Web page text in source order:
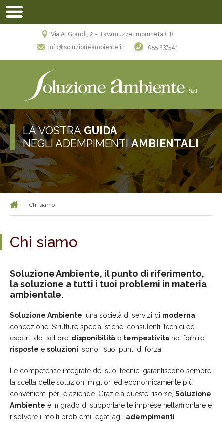
Via A. Grandi, 2 - Tavarnuzze Impruneta (FI)
info@soluzioneambiente.it
055.237541
LA VOSTRA GUIDA
NEGLI ADEMPIMENTIAMBIENTALI
Chi siamo
Chi siamo
Soluzione Ambiente, il punto di riferimento,
la soluzione a tutti i tuoi problemi in materia
ambientale.
Soluzione Ambiente , una società di servizi di moderna
concezione. Strutture specialistiche, consulenti, tecnici ed
esperti del settore, disponibilità e tempestività nel fornire
risposte e soluzioni , sono i suoi punti di forza.
Le competenze integrate dei suoi tecnici garantiscono sempre
la scelta delle soluzioni migliori ed economicamente più
convenienti per le aziende. Grazie a queste risorse, Soluzione
Ambiente è in grado di supportare le imprese nell’affrontare e
risolvere i molti problemi legati agli adempimenti